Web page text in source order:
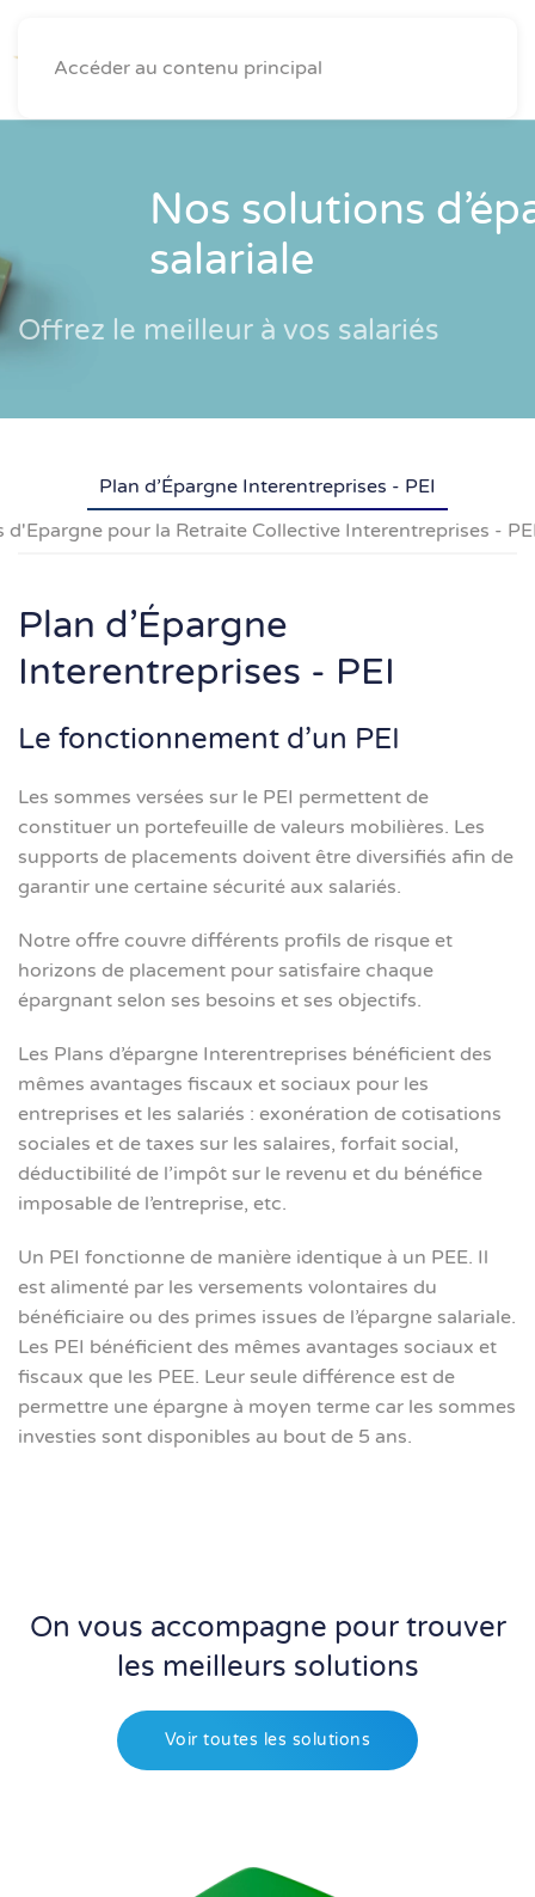
Accéder au contenu principal
Nos solutions
salariale
Offrez le meilleur à vos salariés
Plan d’Épargne Interentreprises - PEI
d'Epargne pour la Retraite Collective Interentreprises -
Plan d’Épargne
Interentreprises - PEI
Le fonctionnement d’un PEI
Les sommes versées sur le PEI permettent de
constituer un portefeuille de valeurs mobilières. Les
supports de placements doivent être diversifiés afin de
garantir une certaine sécurité aux salariés.
Notre offre couvre différents profils de risque et
horizons de placement pour satisfaire chaque
épargnant selon ses besoins et ses objectifs.
Les Plans d’épargne Interentreprises bénéficient des
mêmes avantages fiscaux et sociaux pour les
entreprises et les salariés : exonération de cotisations
sociales et de taxes sur les salaires, forfait social,
déductibilité de l’impôt sur le revenu et du bénéfice
imposable de l’entreprise, etc.
Un PEI fonctionne de manière identique à un PEE. Il
est alimenté par les versements volontaires du
bénéficiaire ou des primes issues de l’épargne salariale.
Les PEI bénéficient des mêmes avantages sociaux et
fiscaux que les PEE. Leur seule différence est de
permettre une épargne à moyen terme car les sommes
investies sont disponibles au bout de 5 ans.
On vous accompagne pour trouver
les meilleurs solutions
Voir toutes les solutions